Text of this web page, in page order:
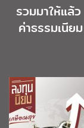
รวมมาให้แล้
ค่าธรรมเนี